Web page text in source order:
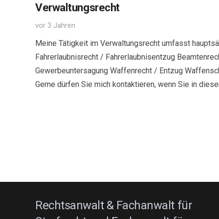
Verwaltungsrecht
vor 3 Jahren
Meine Tätigkeit im Verwaltungsrecht umfasst
Fahrerlaubnisrecht / Fahrerlaubnisentzug
Gewerbeuntersagung Waffenrecht / Entzug
Gerne dürfen Sie mich kontaktieren, wenn Sie in
Rechtsanwalt & Fachanwalt für